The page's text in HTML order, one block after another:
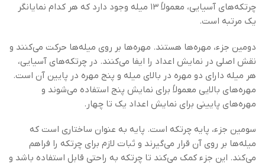
چرتکه‌های آسیایی، معمولاً ۱۳ میله وجود دارد که هر کدام نمایانگر
یک مرتبه است.
دومین جزء، مهره‌ها هستند. مهره‌ها بر روی میله‌ها حرکت می‌کنند و
نقش اصلی در نمایش اعداد را ایفا می‌کنند. در چرتکه‌های آسیایی،
هر میله دارای دو مهره در بالای میله و پنج مهره در پایین آن است.
مهره‌های بالایی معمولاً برای نمایش پنج استفاده می‌شوند و
مهره‌های پایینی برای نمایش اعداد یک تا چهار.
سومین جزء، پایه چرتکه است. پایه به عنوان ساختاری است که
میله‌ها بر روی آن قرار می‌گیرند و ثبات لازم برای چرتکه را فراهم
می‌کند. این جزء کمک می‌کند تا چرتکه به راحتی قابل استفاده باشد و